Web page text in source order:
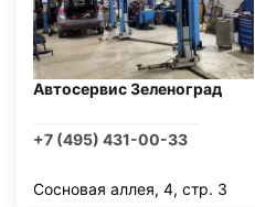
Автосервис Зеленоград
+7 (495) 431-00-33
Сосновая аллея, 4, стр. 3